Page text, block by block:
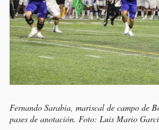
Fernando Sarabia, mariscal de campo de
pases de anotación. Foto: Luis Mario